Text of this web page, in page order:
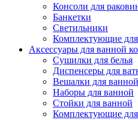
Консоли для
Банкетки
Светильники
Комплектующие
Аксессуары для ванной
Сушилки для белья
Диспенсеры для
Вешалки для
Наборы для ванной
Стойки для ванной
Комплектующие для